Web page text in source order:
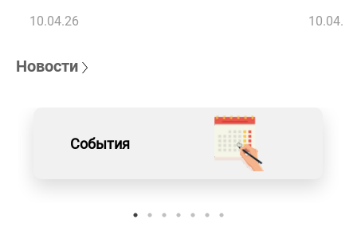
10.04.26
10.04.26
Новости
События